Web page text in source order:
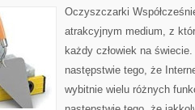
Oczyszczarki
atrakcyjnym medium, z
każdy człowiek na
następstwie tego, że
wybitnie wielu różnych